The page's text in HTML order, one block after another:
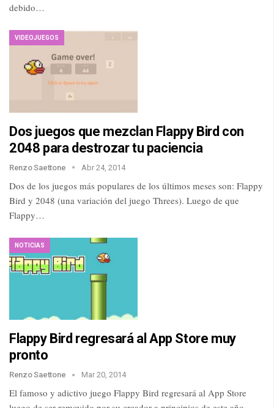
debido…
VIDEOJUEGOS
Dos juegos que mezclan Flappy Bird con
2048 para destrozar tu paciencia
Renzo Saettone Abr 24, 2014
Dos de los juegos más populares de los últimos meses son: Flappy
Bird y 2048 (una variación del juego Threes). Luego de que
Flappy…
NOTICIAS
Flappy Bird regresará al App Store muy
pronto
Renzo Saettone Mar 20, 2014
El famoso y adictivo juego Flappy Bird regresará al App Store